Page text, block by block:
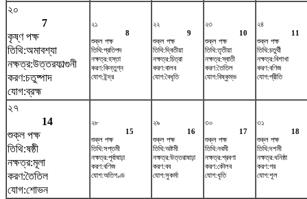
২০
7
কৃষ্ণ পক্ষ
তিথি:অমাবশ্যা
নক্ষত্র:উত্তরফাল্গুনী
করণ:চতুষ্পাদ
যোগ:ব্রহ্ম
২১
8
শুক্ল পক্ষ
তিথি:প্রতিপদ
নক্ষত্র:হস্তা
করণ:কিন্তুগ্ন
যোগ:ইন্দ্র
২২
9
শুক্ল পক্ষ
তিথি:দ্বিতীয়া
নক্ষত্র:চিত্রা
করণ:বালব
যোগ:বৈধৃতি
২৩
10
শুক্ল পক্ষ
তিথি:তৃতীয়া
নক্ষত্র:স্বাতী
করণ:তৈতিল
যোগ:বিষ্কুম্ভ
২৪
11
শুক্ল পক্ষ
তিথি:চতুর্থী
নক্ষত্র:বিশাখা
করণ:বণিজ
যোগ:প্রীতি
২৭
14
শুক্ল পক্ষ
তিথি:ষষ্ঠী
নক্ষত্র:মূলা
করণ:তৈতিল
যোগ:শোভন
২৮
15
শুক্ল পক্ষ
তিথি:সপ্তমী
নক্ষত্র:পূর্বাষাঢ়া
করণ:বণিজ
যোগ:অতিগণ্ড
২৯
16
শুক্ল পক্ষ
তিথি:অষ্টমী
নক্ষত্র:উত্তরাষাঢ়া
করণ:বব
যোগ:সুকর্মা
৩০
17
শুক্ল পক্ষ
তিথি:নবমী
নক্ষত্র:শ্রবণা
করণ:কৌলব
যোগ:ধৃতি
৩১
18
শুক্ল পক্ষ
তিথি:দশমী
নক্ষত্র:ধনিষ্ঠা
করণ:গর
যোগ:শূল